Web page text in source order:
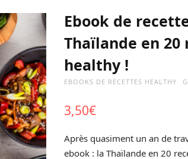
Ebook de
Thaïlande en 20
healthy !
EBOOKS DE RECETTES HEALTHY
3,50€
Après quasiment un an de
ebook : la Thaïlande en 20